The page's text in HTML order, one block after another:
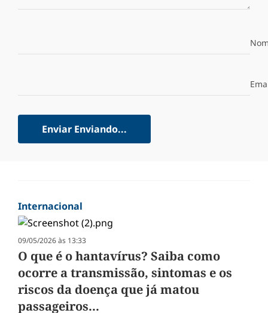
Enviar Enviando...
Internacional
09/05/2026 às 13:33
O que é o hantavírus? Saiba como
ocorre a transmissão, sintomas e os
riscos da doença que já matou
passageiros...